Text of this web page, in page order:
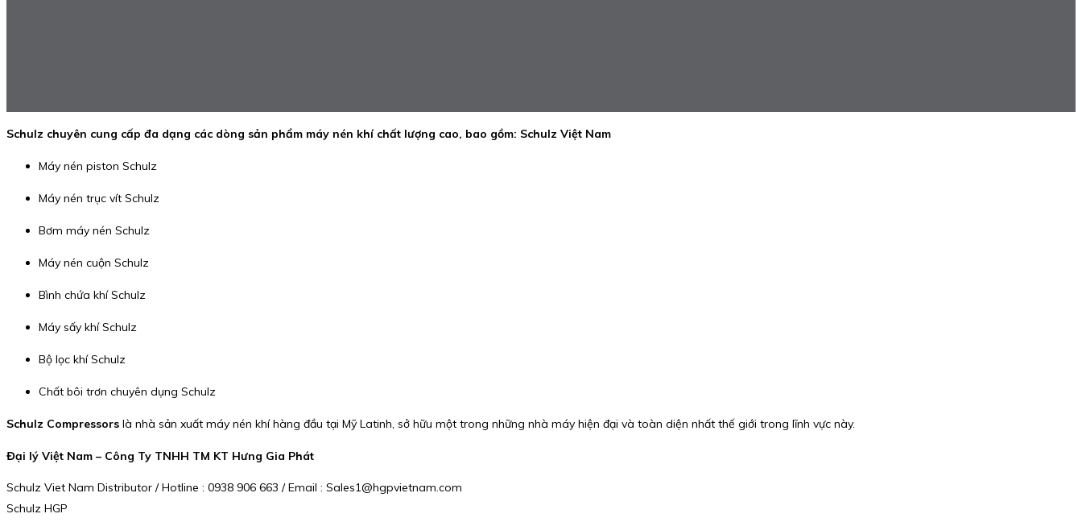
Schulz chuyên cung cấp đa dạng các dòng sản phẩm máy nén khí chất lượng cao, bao gồm: Schulz Việt Nam
Máy nén piston Schulz
Máy nén trục vít Schulz
Bơm máy nén Schulz
Máy nén cuộn Schulz
Bình chứa khí Schulz
Máy sấy khí Schulz
Bộ lọc khí Schulz
Chất bôi trơn chuyên dụng Schulz
Schulz Compressors là nhà sản xuất máy nén khí hàng đầu tại Mỹ Latinh, sở hữu một trong những nhà máy hiện đại và toàn diện nhất thế giới trong lĩnh vực này.
Đại lý Việt Nam – Công Ty TNHH TM KT Hưng Gia Phát
Schulz Viet Nam Distributor / Hotline : 0938 906 663 / Email : Sales1@hgpvietnam.com
Schulz HGP